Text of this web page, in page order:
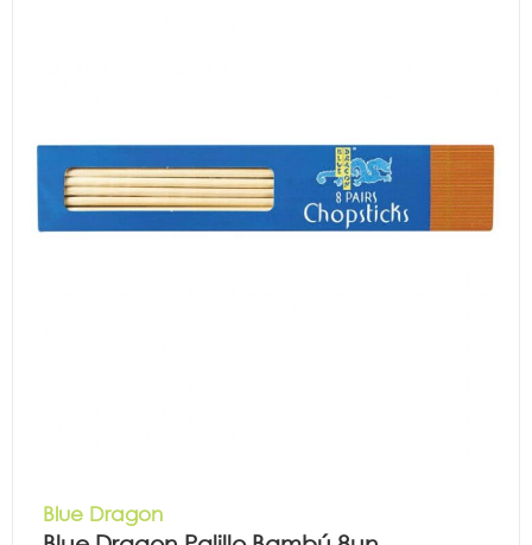
Blue Dragon